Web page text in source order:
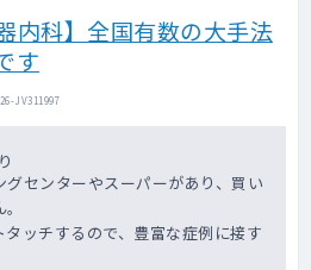
内科】全国有数の大手法
す
JV311997
グセンターやスーパーがあり、買い
タッチするので、豊富な症例に接す